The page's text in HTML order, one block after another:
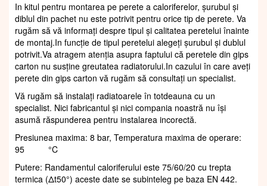
In kitul pentru montarea pe perete a caloriferelor, șurubul și
diblul din pachet nu este potrivit pentru orice tip de perete. Va
rugăm să vă informați despre tipul și calitatea peretelui înainte
de montaj.In funcție de tipul peretelui alegeți șurubul și dublul
potrivit.Va atragem atenția asupra faptului că peretele din gips
carton nu susține greutatea radiatorului.In cazului în care aveți
perete din gips carton vă rugăm să consultați un specialist.
Vă rugăm să instalați radiatoarele în totdeauna cu un
specialist. Nici fabricantul și nici compania noastră nu își
asumă răspunderea pentru instalarea incorectă.
Presiunea maxima: 8 bar, Temperatura maxima de operare:
95 °C
Putere: Randamentul caloriferului este 75/60/20 cu trepta
termica (Δt50°) aceste date se subinteleg pe baza EN 442.